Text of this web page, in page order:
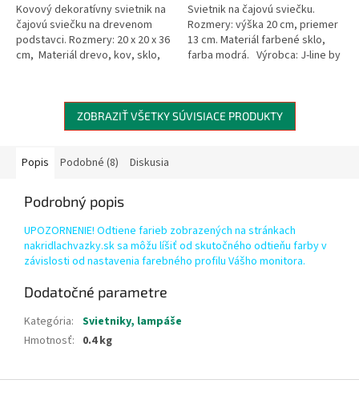
Kovový dekoratívny svietnik na
čajovú sviečku na drevenom
podstavci. Rozmery: 20 x 20 x 36
cm, Materiál drevo, kov, sklo,
Svietnik na čajovú sviečku.
Rozmery: výška 20 cm, priemer
13 cm. Materiál farbené sklo,
farba modrá. Výrobca: J-line by
ZOBRAZIŤ VŠETKY SÚVISIACE PRODUKTY
Popis Podobné (8) Diskusia
Podrobný popis
UPOZORNENIE! Odtiene farieb zobrazených na stránkach
nakridlachvazky.sk sa môžu líšiť od skutočného odtieňu farby v
závislosti od nastavenia farebného profilu Vášho monitora.
Dodatočné parametre
Kategória: Svietniky, lampáše
Hmotnosť: 0.4 kg